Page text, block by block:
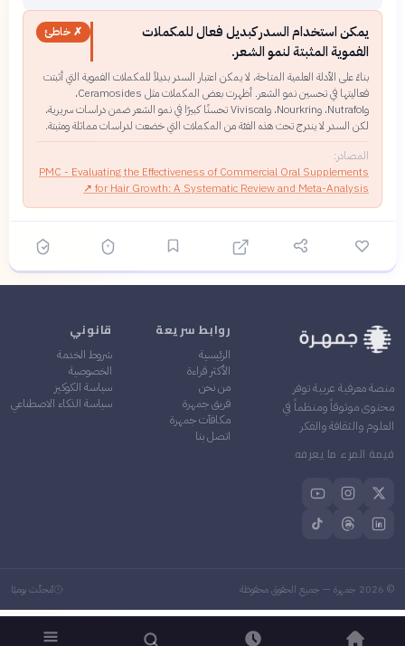
يمكن استخدام السدر كبديل فعال للمكملات
الفموية المثبتة لنمو الشعر.
✗ خاطئ
بناءً على الأدلة العلمية المتاحة، لا يمكن اعتبار السدر بديلاً للمكملات الفموية التي أثبتت
فعاليتها في تحسين نمو الشعر. أظهرت بعض المكملات مثل Ceramosides،
وNutrafol، وNourkrin، وViviscal تحسنًا كبيرًا في نمو الشعر ضمن دراسات سريرية،
لكن السدر لا يندرج تحت هذه الفئة من المكملات التي خضعت لدراسات مماثلة ومثبتة.
المصادر:
PMC - Evaluating the Effectiveness of Commercial Oral Supplements
for Hair Growth: A Systematic Review and Meta‐Analysis
↗
منصة معرفية عربية توفر
محتوى موثوقاً ومنظماً في
العلوم والثقافة والفكر
قيمة المرء ما يعرفه
روابط سريعة
الرئيسية
الأكثر قراءة
من نحن
فريق جمهرة
مكافآت جمهرة
اتصل بنا
قانوني
شروط الخدمة
الخصوصية
سياسة الكوكيز
سياسة الذكاء الاصطناعي
©
2026 جمهرة — جميع الحقوق محفوظة مُحدَّث يوميًا